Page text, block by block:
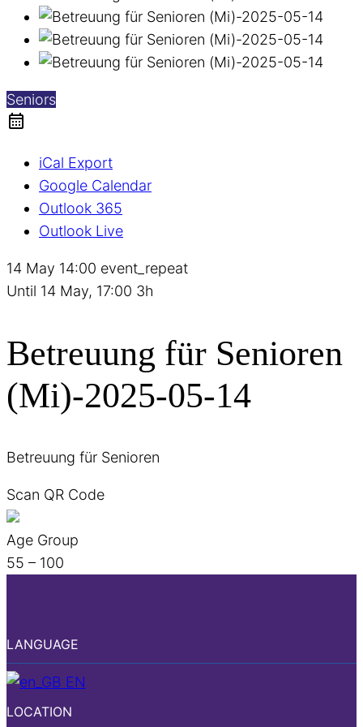
Seniors
iCal Export
Google Calendar
Outlook 365
Outlook Live
14 May 14:00 event_repeat
Until 14 May, 17:00 3h
Betreuung für Senioren
(Mi)-2025-05-14
Betreuung für Senioren
Scan QR Code
Age Group
55 – 100
LANGUAGE
EN
LOCATION